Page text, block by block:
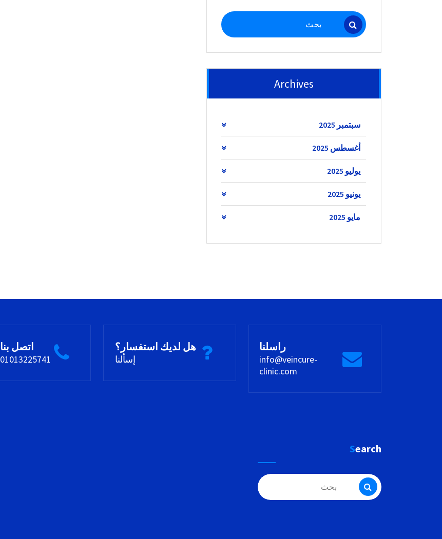
البحث
عن:
Archives
سبتمبر 2025
أغسطس 2025
يوليو 2025
يونيو 2025
مايو 2025
راسلنا
info@veincure-
clinic.com
هل لديك استفسار؟
إسألنا
اتصل بنا
01013225741
Search
البحث
عن: